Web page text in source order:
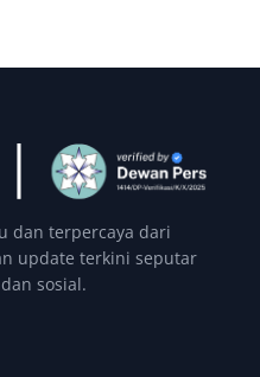
dan terpercaya dari
update terkini seputar
sosial.